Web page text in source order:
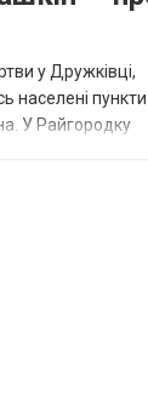
у Дружківці,
населені пункти
У Райгородку